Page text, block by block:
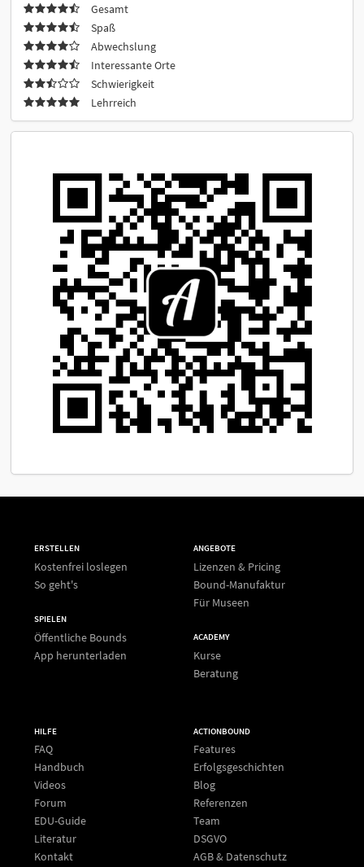
Gesamt
Spaß
Abwechslung
Interessante Orte
Schwierigkeit
Lehrreich
ERSTELLEN
Kostenfrei loslegen
So geht's
SPIELEN
Öffentliche Bounds
App herunterladen
ANGEBOTE
Lizenzen & Pricing
Bound-Manufaktur
Für Museen
ACADEMY
Kurse
Beratung
HILFE
FAQ
Handbuch
Videos
Forum
EDU-Guide
Literatur
Kontakt
ACTIONBOUND
Features
Erfolgsgeschichten
Blog
Referenzen
Team
DSGVO
AGB & Datenschutz